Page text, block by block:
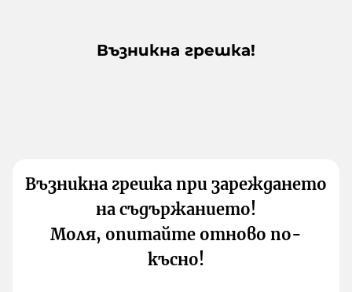
Възникна грешка!
Възникна грешка при зареждането
на съдържанието!
Моля, опитайте отново по-
късно!